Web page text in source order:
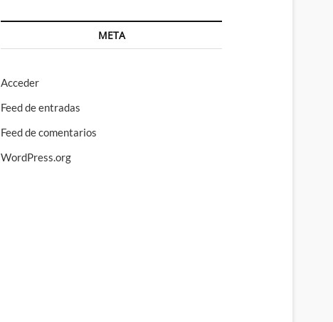
META
Acceder
Feed de entradas
Feed de comentarios
WordPress.org